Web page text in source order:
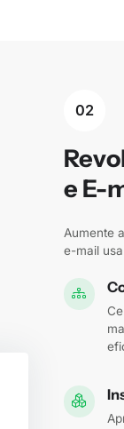
02
e E-
Aumente
e-mail